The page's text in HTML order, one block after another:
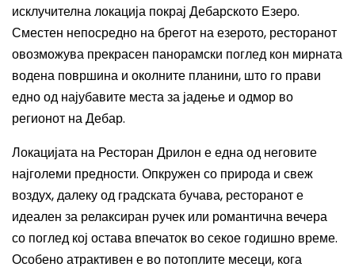
исклучителна локација покрај Дебарското Езеро.
Сместен непосредно на брегот на езерото, ресторанот
овозможува прекрасен панорамски поглед кон мирната
водена површина и околните планини, што го прави
едно од најубавите места за јадење и одмор во
регионот на Дебар.
Локацијата на Ресторан Дрилон е една од неговите
најголеми предности. Опкружен со природа и свеж
воздух, далеку од градската бучава, ресторанот е
идеален за релаксиран ручек или романтична вечера
со поглед кој остава впечаток во секое годишно време.
Особено атрактивен е во потоплите месеци, кога